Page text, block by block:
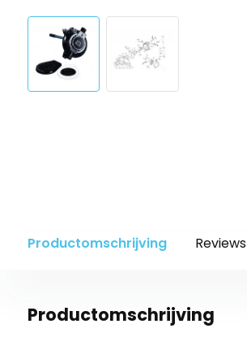
Productomschrijving Reviews
Productomschrijving